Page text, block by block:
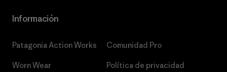
Información
Patagonia Action Works
Worn Wear
Comunidad Pro
Política de privacidad